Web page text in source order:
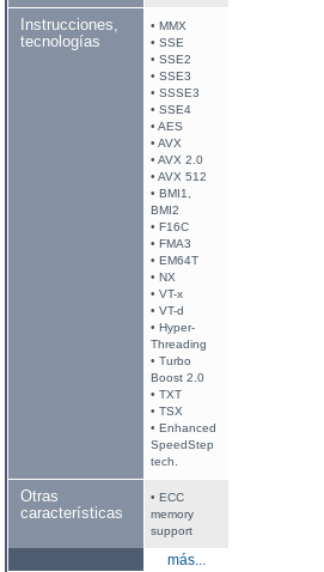
Instrucciones,
tecnologías
• MMX
• SSE
• SSE2
• SSE3
• SSSE3
• SSE4
• AES
• AVX
• AVX 2.0
• AVX 512
• BMI1,
BMI2
• F16C
• FMA3
• EM64T
• NX
• VT-x
• VT-d
• Hyper-
Threading
• Turbo
Boost 2.0
• TXT
• TSX
• Enhanced
SpeedStep
tech.
Otras
características
• ECC
memory
support
más...